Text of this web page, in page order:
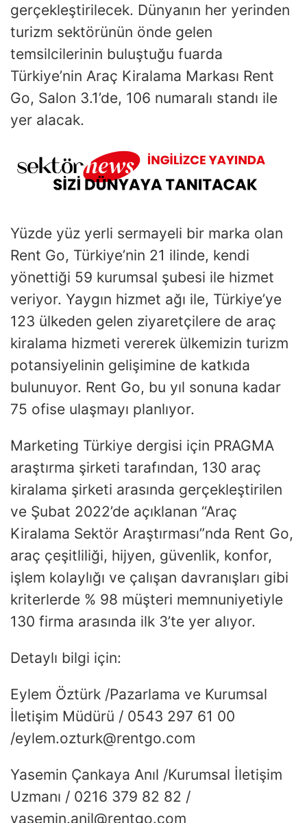
gerçekleştirilecek. Dünyanın her yerinden
turizm sektörünün önde gelen
temsilcilerinin buluştuğu fuarda
Türkiye’nin Araç Kiralama Markası Rent
Go, Salon 3.1’de, 106 numaralı standı ile
yer alacak.
Yüzde yüz yerli sermayeli bir marka olan
Rent Go, Türkiye’nin 21 ilinde, kendi
yönettiği 59 kurumsal şubesi ile hizmet
veriyor. Yaygın hizmet ağı ile, Türkiye’ye
123 ülkeden gelen ziyaretçilere de araç
kiralama hizmeti vererek ülkemizin turizm
potansiyelinin gelişimine de katkıda
bulunuyor. Rent Go, bu yıl sonuna kadar
75 ofise ulaşmayı planlıyor.
Marketing Türkiye dergisi için PRAGMA
araştırma şirketi tarafından, 130 araç
kiralama şirketi arasında gerçekleştirilen
ve Şubat 2022’de açıklanan “Araç
Kiralama Sektör Araştırması”nda Rent Go,
araç çeşitliliği, hijyen, güvenlik, konfor,
işlem kolaylığı ve çalışan davranışları gibi
kriterlerde % 98 müşteri memnuniyetiyle
130 firma arasında ilk 3’te yer alıyor.
Detaylı bilgi için:
Eylem Öztürk /Pazarlama ve Kurumsal
İletişim Müdürü / 0543 297 61 00
/eylem.ozturk@rentgo.com
Yasemin Çankaya Anıl /Kurumsal İletişim
Uzmanı / 0216 379 82 82 /
yasemin.anil@rentgo.com